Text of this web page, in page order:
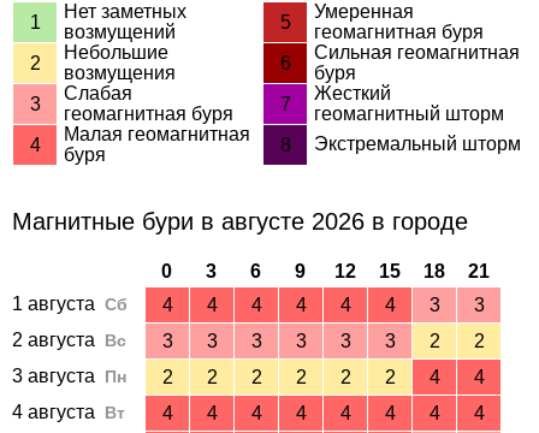
1
Нет заметных
возмущений
5
Умеренная
геомагнитная буря
2
Небольшие
возмущения
6
Сильная геомагнитная
буря
3
Слабая
геомагнитная буря
7
Жесткий
геомагнитный шторм
4
Малая геомагнитная
буря
8 Экстремальный шторм
Магнитные бури в августе 2026 в городе
0 3 6 9 12 15 18
21
1 августа Сб 4 4 4 4 4 4 3
3
2 августа
Вс 3 3 3 3 3 3 2
2
3 августа
Пн 2 2 2 2 2 2 4
4
4 августа
Вт 4 4 4 4 4 4 4
4